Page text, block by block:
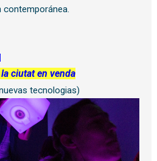
contemporánea.
ciutat en venda
tecnologias)